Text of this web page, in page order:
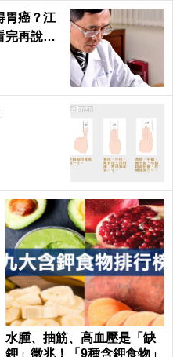
胃癌？江
完再說你
水腫、抽筋、高血壓是「缺
鉀」徵兆！「9種含鉀食物」